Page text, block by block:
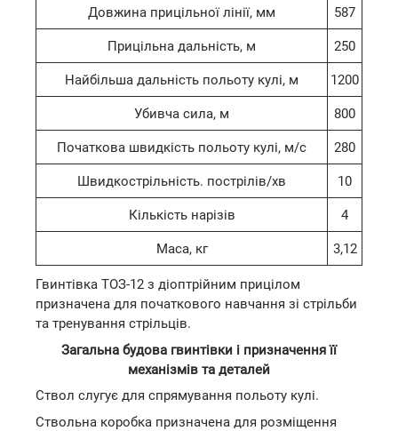
Довжина прицільної лінії, мм 587
Прицільна дальність, м 250
Найбільша дальність польоту кулі, м 1200
Убивча сила, м 800
Початкова швидкість польоту кулі, м/с 280
Швидкострільність. пострілів/хв 10
Кількість нарізів 4
Маса, кг 3,12
Гвинтівка ТОЗ-12 з діоптрійним прицілом
призначена для початкового навчання зі стрільби
та тренування стрільців.
Загальна будова гвинтівки і призначення її
механізмів та деталей
Ствол слугує для спрямування польоту кулі.
Ствольна коробка призначена для розміщення